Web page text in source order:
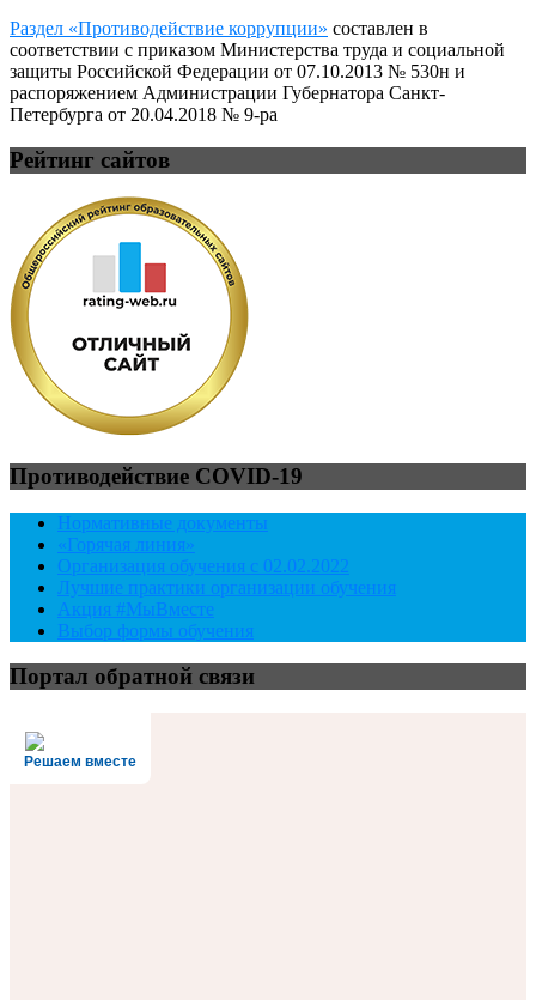
Раздел «Противодействие коррупции» составлен в
соответствии с приказом Министерства труда и социальной
защиты Российской Федерации от 07.10.2013 № 530н и
распоряжением Администрации Губернатора Санкт-
Петербурга от 20.04.2018 № 9-ра
Рейтинг сайтов
Противодействие COVID-19
Нормативные документы
«Горячая линия»
Организация обучения с 02.02.2022
Лучшие практики организации обучения
Акция #МыВместе
Выбор формы обучения
Портал обратной связи
Решаем вместе